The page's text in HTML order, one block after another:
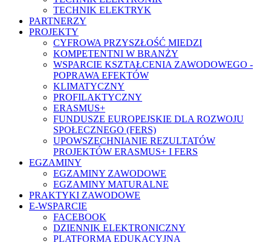
TECHNIK ELEKTRYK
PARTNERZY
PROJEKTY
CYFROWA PRZYSZŁOŚĆ MIEDZI
KOMPETENTNI W BRANŻY
WSPARCIE KSZTAŁCENIA ZAWODOWEGO -
POPRAWA EFEKTÓW
KLIMATYCZNY
PROFILAKTYCZNY
ERASMUS+
FUNDUSZE EUROPEJSKIE DLA ROZWOJU
SPOŁECZNEGO (FERS)
UPOWSZECHNIANIE REZULTATÓW
PROJEKTÓW ERASMUS+ I FERS
EGZAMINY
EGZAMINY ZAWODOWE
EGZAMINY MATURALNE
PRAKTYKI ZAWODOWE
E-WSPARCIE
FACEBOOK
DZIENNIK ELEKTRONICZNY
PLATFORMA EDUKACYJNA